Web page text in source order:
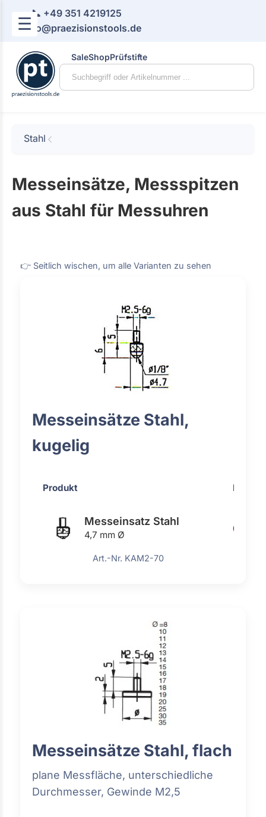
☰
📞 +49 351 4219125
📧 info@praezisionstools.de
SaleShopPrüfstifte
Stahl
Messeinsätze, Messspitzen
aus Stahl für Messuhren
👉 Seitlich wischen, um alle Varianten zu sehen
Messeinsätze Stahl,
kugelig
Produkt Preis
Messeinsatz Stahl
4,7 mm Ø
0,88 €
Art.-Nr. KAM2-70
Messeinsätze Stahl, flach
plane Messfläche, unterschiedliche
Durchmesser, Gewinde M2,5